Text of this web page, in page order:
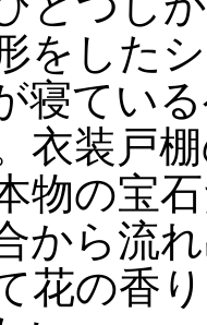
をした
寝てい
衣装戸
物の宝
から流
花の香